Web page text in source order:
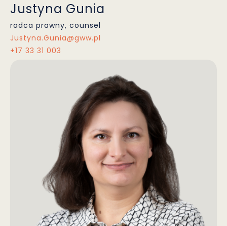
Justyna Gunia
radca prawny, counsel
Justyna.Gunia@gww.pl
+17 33 31 003